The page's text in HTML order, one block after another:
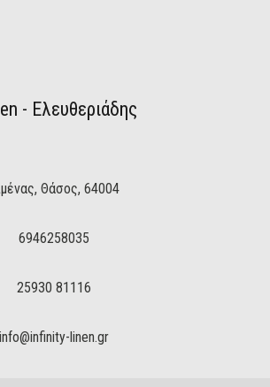
- Ελευθεριάδης
Θάσος, 64004
6946258035
25930 81116
info@infinity-linen.gr